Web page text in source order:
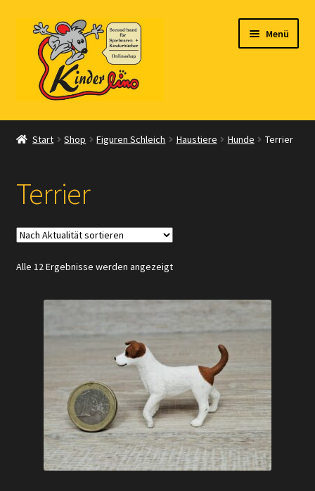
Navigation
springen
Zum
Inhalt
springen
Menü
Start
Shop
Warenkorb
Kasse
Zahlungsarten
Widerrufsbelehrung
Start Shop Figuren Schleich Haustiere Hunde Terrier
Terrier
Alle 12 Ergebnisse werden angezeigtNach
sortiert